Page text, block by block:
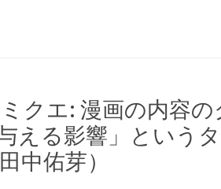
クエ: 漫画の内容の
える影響」という
中佑芽）